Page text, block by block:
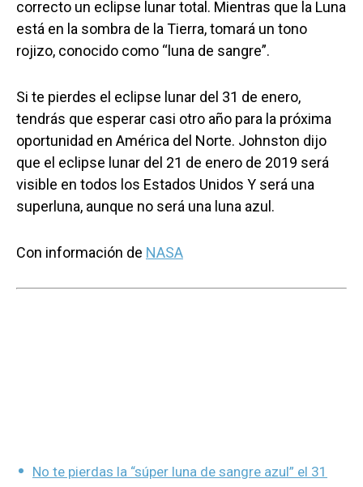
correcto un eclipse lunar total. Mientras que la Luna
está en la sombra de la Tierra, tomará un tono
rojizo, conocido como “luna de sangre”.
Si te pierdes el eclipse lunar del 31 de enero,
tendrás que esperar casi otro año para la próxima
oportunidad en América del Norte. Johnston dijo
que el eclipse lunar del 21 de enero de 2019 será
visible en todos los Estados Unidos Y será una
superluna, aunque no será una luna azul.
Con información de NASA
No te pierdas la “súper luna de sangre azul” el 31